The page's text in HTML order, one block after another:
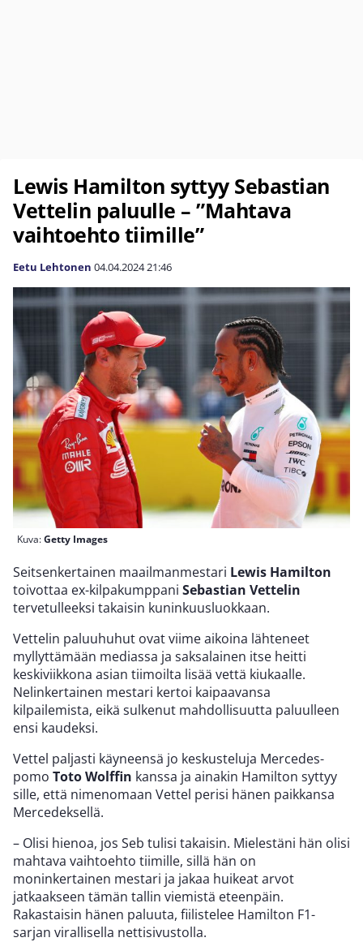
Lewis Hamilton syttyy Sebastian
Vettelin paluulle – ”Mahtava
vaihtoehto tiimille”
Eetu Lehtonen 04.04.202421:46
Kuva:Getty Images
Seitsenkertainen maailmanmestari Lewis Hamilton
toivottaa ex-kilpakumppani Sebastian Vettelin
tervetulleeksi takaisin kuninkuusluokkaan.
Vettelin paluuhuhut ovat viime aikoina lähteneet
myllyttämään mediassa ja saksalainen itse heitti
keskiviikkona asian tiimoilta lisää vettä kiukaalle.
Nelinkertainen mestari kertoi kaipaavansa
kilpailemista, eikä sulkenut mahdollisuutta paluulleen
ensi kaudeksi.
Vettel paljasti käyneensä jo keskusteluja Mercedes-
pomo Toto Wolffin kanssa ja ainakin Hamilton syttyy
sille, että nimenomaan Vettel perisi hänen paikkansa
Mercedeksellä.
– Olisi hienoa, jos Seb tulisi takaisin. Mielestäni hän olisi
mahtava vaihtoehto tiimille, sillä hän on
moninkertainen mestari ja jakaa huikeat arvot
jatkaakseen tämän tallin viemistä eteenpäin.
Rakastaisin hänen paluuta, fiilistelee Hamilton F1-
sarjan virallisella nettisivustolla.